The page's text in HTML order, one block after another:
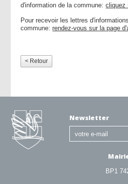
d'information de la commune:cliquez
Pour recevoir les lettres
commune:rendez-vous sur la page
< Retour
Newsletter
BP1